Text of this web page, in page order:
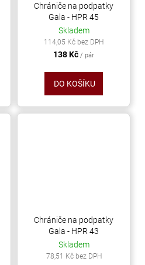
Chrániče na podpatky
Gala - HPR 45
Skladem
114,05 Kč bez DPH
138 Kč / pár
DO KOŠÍKU
Chrániče na podpatky
Gala - HPR 43
Skladem
78,51 Kč bez DPH